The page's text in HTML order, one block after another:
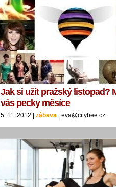
Jak si užít pražský listopad?
vás pecky měsíce
5. 11. 2012 | zábava | eva@citybee.cz